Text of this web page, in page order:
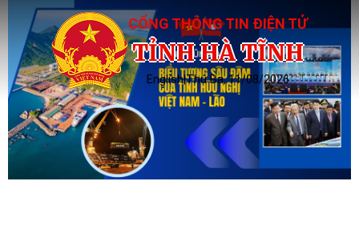
CỔNG THÔNG TIN ĐIỆN TỬ
TỈNH HÀ TĨNH
English|Thứ Ba, 11/08/2026